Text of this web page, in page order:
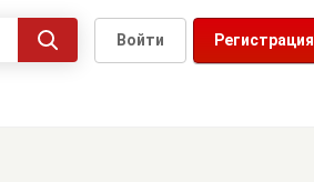
Регистрация
Войти